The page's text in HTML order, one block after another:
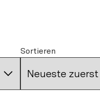
Sortieren